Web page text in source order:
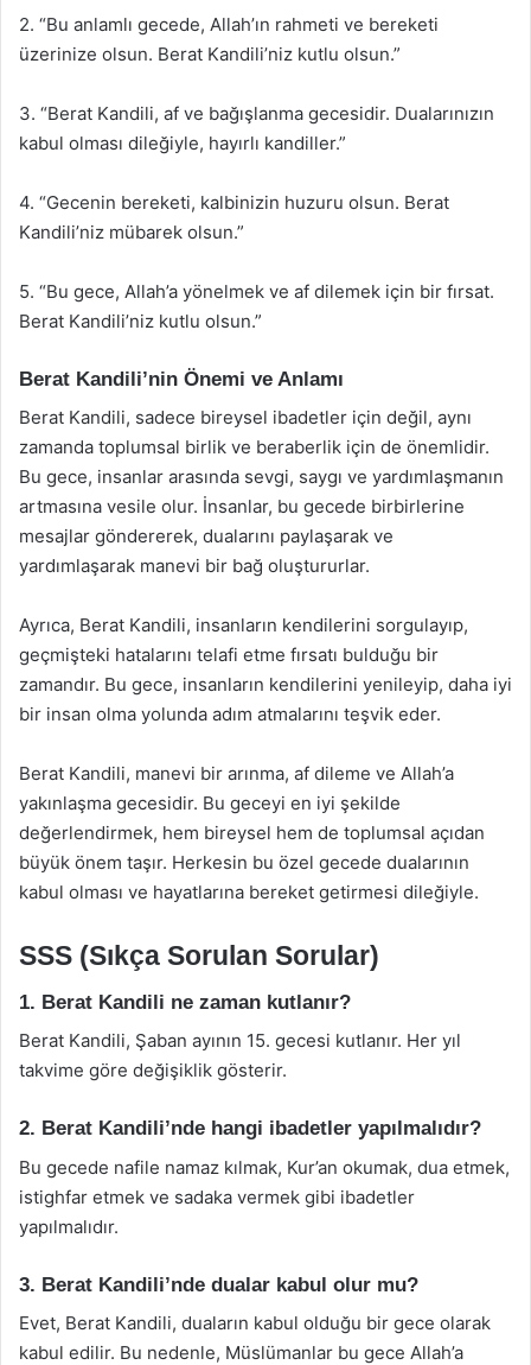
2. “Bu anlamlı gecede, Allah’ın rahmeti ve bereketi
üzerinize olsun. Berat Kandili’niz kutlu olsun.”
3. “Berat Kandili, af ve bağışlanma gecesidir. Dualarınızın
kabul olması dileğiyle, hayırlı kandiller.”
4. “Gecenin bereketi, kalbinizin huzuru olsun. Berat
Kandili’niz mübarek olsun.”
5. “Bu gece, Allah’a yönelmek ve af dilemek için bir fırsat.
Berat Kandili’niz kutlu olsun.”
Berat Kandili’nin Önemi ve Anlamı
Berat Kandili, sadece bireysel ibadetler için değil, aynı
zamanda toplumsal birlik ve beraberlik için de önemlidir.
Bu gece, insanlar arasında sevgi, saygı ve yardımlaşmanın
artmasına vesile olur. İnsanlar, bu gecede birbirlerine
mesajlar göndererek, dualarını paylaşarak ve
yardımlaşarak manevi bir bağ oluştururlar.
Ayrıca, Berat Kandili, insanların kendilerini sorgulayıp,
geçmişteki hatalarını telafi etme fırsatı bulduğu bir
zamandır. Bu gece, insanların kendilerini yenileyip, daha iyi
bir insan olma yolunda adım atmalarını teşvik eder.
Berat Kandili, manevi bir arınma, af dileme ve Allah’a
yakınlaşma gecesidir. Bu geceyi en iyi şekilde
değerlendirmek, hem bireysel hem de toplumsal açıdan
büyük önem taşır. Herkesin bu özel gecede dualarının
kabul olması ve hayatlarına bereket getirmesi dileğiyle.
SSS (Sıkça Sorulan Sorular)
1. Berat Kandili ne zaman kutlanır?
Berat Kandili, Şaban ayının 15. gecesi kutlanır. Her yıl
takvime göre değişiklik gösterir.
2. Berat Kandili’nde hangi ibadetler yapılmalıdır?
Bu gecede nafile namaz kılmak, Kur’an okumak, dua etmek,
istighfar etmek ve sadaka vermek gibi ibadetler
yapılmalıdır.
3. Berat Kandili’nde dualar kabul olur mu?
Evet, Berat Kandili, duaların kabul olduğu bir gece olarak
kabul edilir. Bu nedenle, Müslümanlar bu gece Allah’a